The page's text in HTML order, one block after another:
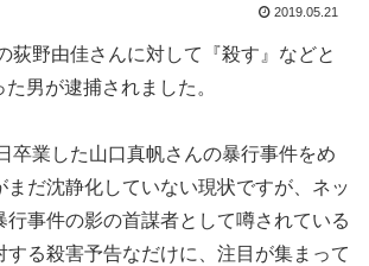
2019.05.21
荻野由佳さんに対して『殺す』などと
男が逮捕されました。
卒業した山口真帆さんの暴行事件をめ
まだ沈静化していない現状ですが、ネッ
行事件の影の首謀者として噂されている
する殺害予告なだけに、注目が集まって